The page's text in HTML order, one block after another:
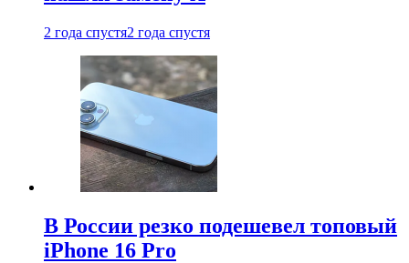
2 года спустя2 года спустя
В России резко подешевел топовый
iPhone 16 Pro